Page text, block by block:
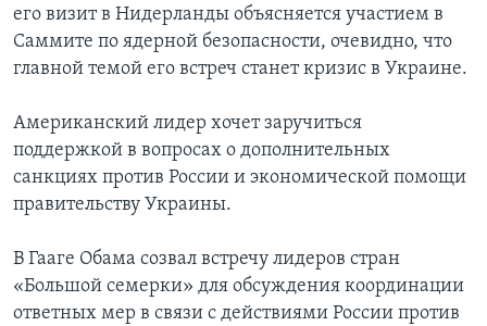
его визит в Нидерланды объясняется участием в
Саммите по ядерной безопасности, очевидно, что
главной темой его встреч станет кризис в Украине.
Американский лидер хочет заручиться
поддержкой в вопросах о дополнительных
санкциях против России и экономической помощи
правительству Украины.
В Гааге Обама созвал встречу лидеров стран
«Большой семерки» для обсуждения координации
ответных мер в связи с действиями России против